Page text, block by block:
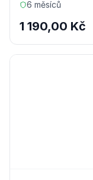
6 měsíců
1 190,00 Kč